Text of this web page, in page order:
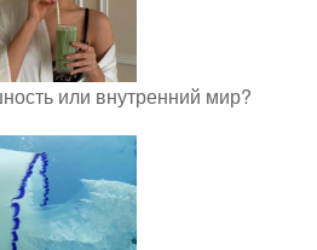
или внутренний мир?